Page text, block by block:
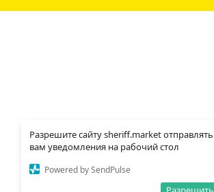
Разрешите сайту sheriff.market отправлять
вам уведомления на рабочий стол
Powered by SendPulse